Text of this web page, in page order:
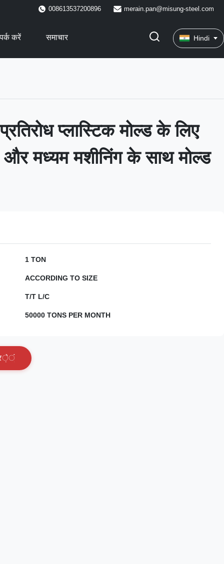
008613537200896 merain.pan@misung-steel.com
करें समाचार Hindi
प्लास्टिक मोल्ड के लिए
मध्यम मशीनिंग के साथ मोल्ड
1 TON
ACCORDING TO SIZE
T/T L/C
50000 TONS PER MONTH
ें